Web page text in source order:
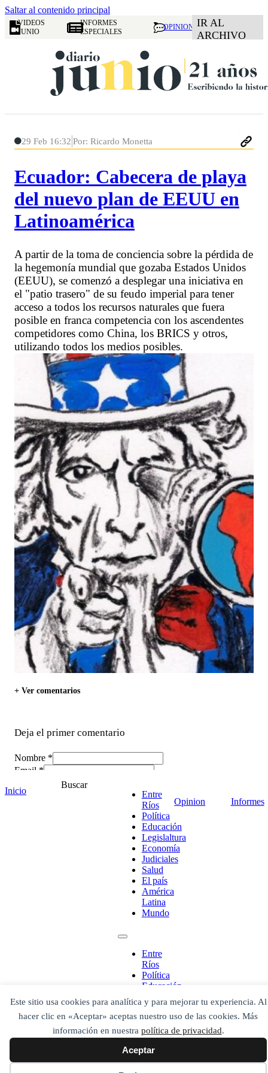
Este sitio usa cookies para analítica y para mejorar tu experiencia. Al
hacer clic en «Aceptar» aceptas nuestro uso de las cookies. Más
información en nuestra política de privacidad.
Aceptar
Saltar al contenido principal
VIDEOS
JUNIO
INFORMES
ESPECIALES
OPINION IR AL
ARCHIVO
29 Feb 16:32 Por: Ricardo Monetta
Ecuador: Cabecera de playa
del nuevo plan de EEUU en
Latinoamérica
A partir de la toma de conciencia sobre la pérdida de
la hegemonía mundial que gozaba Estados Unidos
(EEUU), se comenzó a desplegar una iniciativa en
el "patio trasero" de su feudo imperial para tener
acceso a todos los recursos naturales que fuera
posible en franca competencia con los ascendentes
competidores como China, los BRICS y otros,
utilizando todos los medios posibles.
+ Ver comentarios
Deja el primer comentario
Nombre *
Email *
*
Inicio
Buscar
Entre
Ríos
Política
Educación
Legislaltura
Economía
Judiciales
Salud
El país
América
Latina
Mundo
Entre
Ríos
Política
Educación
Legislaltura
Economía
Judiciales
Salud
El país
América
Latina
Opinion Informes
¡Ponete en contacto!
Escribe aquí abajo lo que desees buscar
luego presiona el botón "buscar"
Buscar
O bien prueba